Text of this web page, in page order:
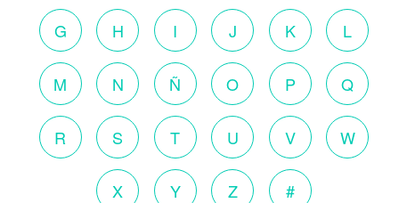
G H I J K L
M N Ñ O P Q
R S T U V W
X Y Z #